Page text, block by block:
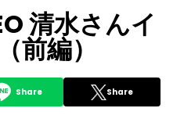
清水さんイ
前編）
Share Share